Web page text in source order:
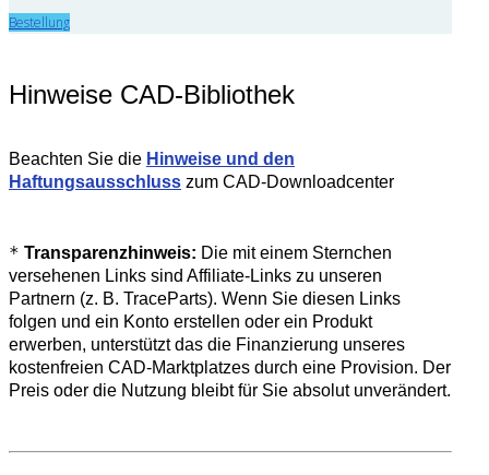
Bestellung
Hinweise CAD-Bibliothek
Beachten Sie die Hinweise und den
Haftungsausschluss zum CAD-Downloadcenter
* Transparenzhinweis: Die mit einem Sternchen
versehenen Links sind Affiliate-Links zu unseren
Partnern (z. B. TraceParts). Wenn Sie diesen Links
folgen und ein Konto erstellen oder ein Produkt
erwerben, unterstützt das die Finanzierung unseres
kostenfreien CAD-Marktplatzes durch eine Provision. Der
Preis oder die Nutzung bleibt für Sie absolut unverändert.